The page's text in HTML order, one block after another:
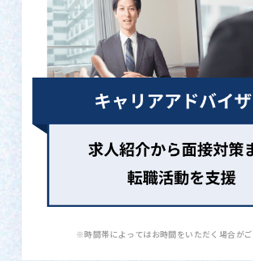
※時間帯によってはお時間をいただく場合が